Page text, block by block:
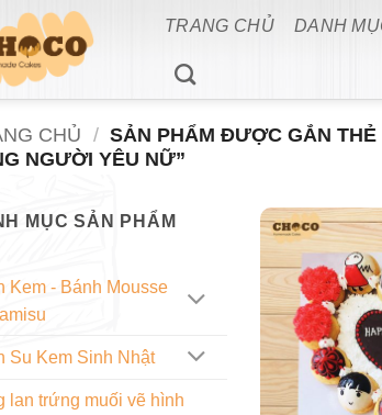
TRANG CHỦ DANH
CHỦ / SẢN PHẨM ĐƯỢC GẮN THẺ
NGƯỜI YÊU NỮ”
MỤC SẢN PHẨM
Kem - Bánh Mousse
Su Kem Sinh Nhật
lan trứng muối vẽ hình